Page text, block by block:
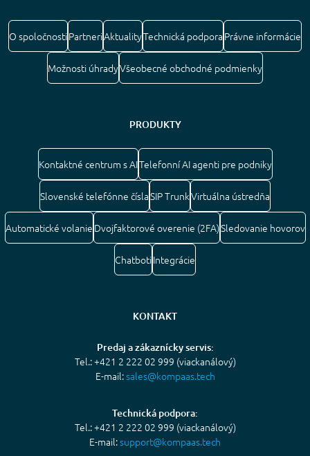
O spoločnostiPartneriAktualityTechnická podpora Právne informácie
Možnosti úhradyVšeobecné obchodné podmienky
PRODUKTY
Kontaktné centrum s AITelefonní AI agenti pre podniky
Slovenské telefónne číslaSIP TrunkVirtuálna ústredňa
Automatické volanie Dvojfaktorové overenie (2FA)Sledovanie hovorov
ChatbotiIntegrácie
KONTAKT
Predaj a zákaznícky servis:
Tel.: +421 2 222 02 999 (viackanálový)
E-mail:sales@kompaas.tech
Technická podpora:
Tel.: +421 2 222 02 999 (viackanálový)
E-mail:support@kompaas.tech